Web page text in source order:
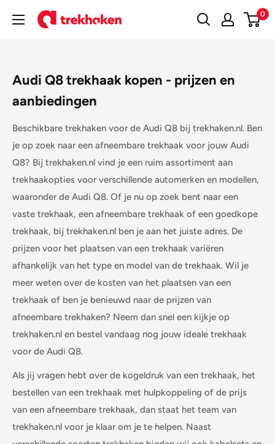
naar
Trekhaken 0
Audi Q8 trekhaak kopen - prijzen en
aanbiedingen
Beschikbare trekhaken voor de Audi Q8 bij trekhaken.nl. Ben
je op zoek naar een afneembare trekhaak voor jouw Audi
Q8? Bij trekhaken.nl vind je een ruim assortiment aan
trekhaakopties voor verschillende automerken en modellen,
waaronder de Audi Q8. Of je nu op zoek bent naar een
vaste trekhaak, een afneembare trekhaak of een goedkope
trekhaak, bij trekhaken.nl ben je aan het juiste adres. De
prijzen voor het plaatsen van een trekhaak variëren
afhankelijk van het type en model van de trekhaak. Wil je
meer weten over de kosten van het plaatsen van een
trekhaak of ben je benieuwd naar de prijzen van
afneembare trekhaken? Neem dan snel een kijkje op
trekhaken.nl en bestel vandaag nog jouw ideale trekhaak
voor de Audi Q8.
Als jij vragen hebt over de kogeldruk van een trekhaak, het
bestellen van een trekhaak met hulpkoppeling of de prijs
van een afneembare trekhaak, dan staat het team van
trekhaken.nl voor je klaar om je te helpen. Naast